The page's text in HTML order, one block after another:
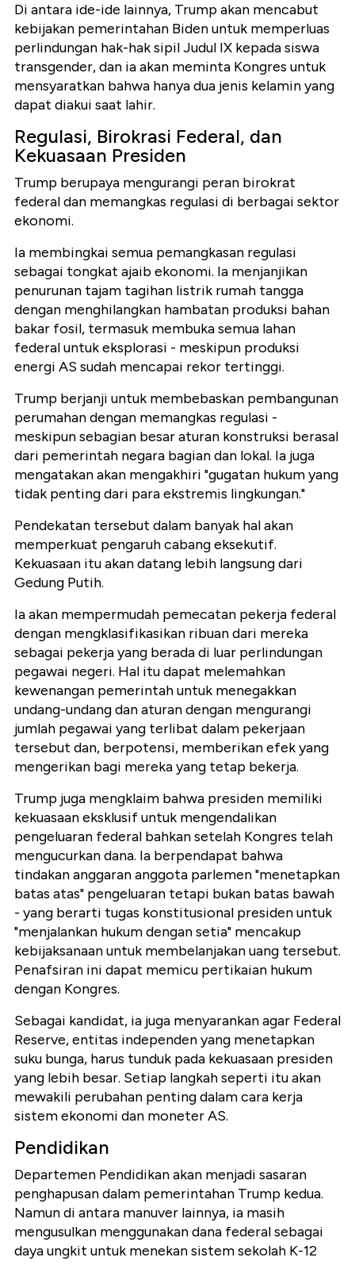
Di antara ide-ide lainnya, Trump akan mencabut
kebijakan pemerintahan Biden untuk memperluas
perlindungan hak-hak sipil Judul IX kepada siswa
transgender, dan ia akan meminta Kongres untuk
mensyaratkan bahwa hanya dua jenis kelamin yang
dapat diakui saat lahir.
Regulasi, Birokrasi Federal, dan
Kekuasaan Presiden
Trump berupaya mengurangi peran birokrat
federal dan memangkas regulasi di berbagai sektor
ekonomi.
Ia membingkai semua pemangkasan regulasi
sebagai tongkat ajaib ekonomi. Ia menjanjikan
penurunan tajam tagihan listrik rumah tangga
dengan menghilangkan hambatan produksi bahan
bakar fosil, termasuk membuka semua lahan
federal untuk eksplorasi - meskipun produksi
energi AS sudah mencapai rekor tertinggi.
Trump berjanji untuk membebaskan pembangunan
perumahan dengan memangkas regulasi -
meskipun sebagian besar aturan konstruksi berasal
dari pemerintah negara bagian dan lokal. Ia juga
mengatakan akan mengakhiri "gugatan hukum yang
tidak penting dari para ekstremis lingkungan."
Pendekatan tersebut dalam banyak hal akan
memperkuat pengaruh cabang eksekutif.
Kekuasaan itu akan datang lebih langsung dari
Gedung Putih.
Ia akan mempermudah pemecatan pekerja federal
dengan mengklasifikasikan ribuan dari mereka
sebagai pekerja yang berada di luar perlindungan
pegawai negeri. Hal itu dapat melemahkan
kewenangan pemerintah untuk menegakkan
undang-undang dan aturan dengan mengurangi
jumlah pegawai yang terlibat dalam pekerjaan
tersebut dan, berpotensi, memberikan efek yang
mengerikan bagi mereka yang tetap bekerja.
Trump juga mengklaim bahwa presiden memiliki
kekuasaan eksklusif untuk mengendalikan
pengeluaran federal bahkan setelah Kongres telah
mengucurkan dana. Ia berpendapat bahwa
tindakan anggaran anggota parlemen "menetapkan
batas atas" pengeluaran tetapi bukan batas bawah
- yang berarti tugas konstitusional presiden untuk
"menjalankan hukum dengan setia" mencakup
kebijaksanaan untuk membelanjakan uang tersebut.
Penafsiran ini dapat memicu pertikaian hukum
dengan Kongres.
Sebagai kandidat, ia juga menyarankan agar Federal
Reserve, entitas independen yang menetapkan
suku bunga, harus tunduk pada kekuasaan presiden
yang lebih besar. Setiap langkah seperti itu akan
mewakili perubahan penting dalam cara kerja
sistem ekonomi dan moneter AS.
Pendidikan
Departemen Pendidikan akan menjadi sasaran
penghapusan dalam pemerintahan Trump kedua.
Namun di antara manuver lainnya, ia masih
mengusulkan menggunakan dana federal sebagai
daya ungkit untuk menekan sistem sekolah K-12